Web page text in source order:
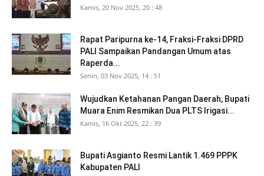
Kamis, 20 Nov 2025, 20 : 48
Rapat Paripurna ke-14, Fraksi-Fraksi DPRD
PALI Sampaikan Pandangan Umum atas
Raperda...
Senin, 03 Nov 2025, 14 : 51
Wujudkan Ketahanan Pangan Daerah, Bupati
Muara Enim Resmikan Dua PLTS Irigasi...
Kamis, 16 Okt 2025, 22 : 39
Bupati Asgianto Resmi Lantik 1.469 PPPK
Kabupaten PALI